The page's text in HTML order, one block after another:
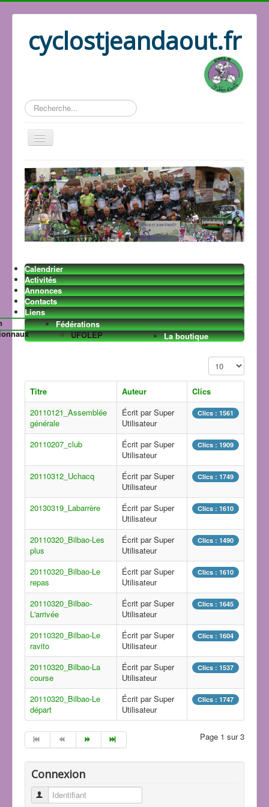
cyclostjeandaout.fr
Rechercher
Organisation
Qui sommes nous
Le bureau
Les circuits
Les adhérents
Les GPS
La vie du club
Les news
Randonnées
hebdomadaires
VTT club
Les Images
Le 7ème art
Sécurité
Le sport dans la région
Cyclo
Cyclotourisme
VTT
Raids
Courses à pieds
BICITUNA
Calendrier
Activités
Annonces
Contacts
Liens
Fédérations
UFOLEP
La boutique
Affichage #
Titre Auteur
Clics
20110121_Assemblée
générale
Écrit par Super
Utilisateur
Clics : 1561
20110207_club
Écrit par Super
Utilisateur
Clics : 1909
20110312_Uchacq
Écrit par Super
Utilisateur
Clics : 1749
20130319_Labarrère
Écrit par Super
Utilisateur
Clics : 1610
20110320_Bilbao-Les
plus
Écrit par Super
Utilisateur
Clics : 1490
20110320_Bilbao-Le
repas
Écrit par Super
Utilisateur
Clics : 1610
20110320_Bilbao-
L'arrivée
Écrit par Super
Utilisateur
Clics : 1645
20110320_Bilbao-Le
ravito
Écrit par Super
Utilisateur
Clics : 1604
20110320_Bilbao-La
course
Écrit par Super
Utilisateur
Clics : 1537
20110320_Bilbao-Le
départ
Écrit par Super
Utilisateur
Clics : 1747
Page 1 sur 3
Connexion
Identifiant